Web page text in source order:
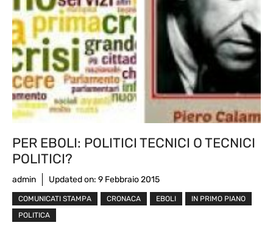
PER EBOLI: POLITICI TECNICI O TECNICI
POLITICI?
admin Updated on: 9 Febbraio 2015
COMUNICATI STAMPA CRONACA EBOLI
IN PRIMO PIANO
POLITICA